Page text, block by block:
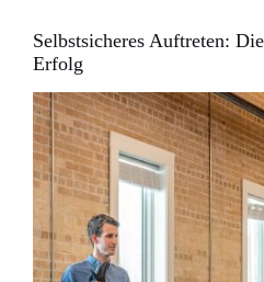
Selbstsicheres Auftreten:
Erfolg